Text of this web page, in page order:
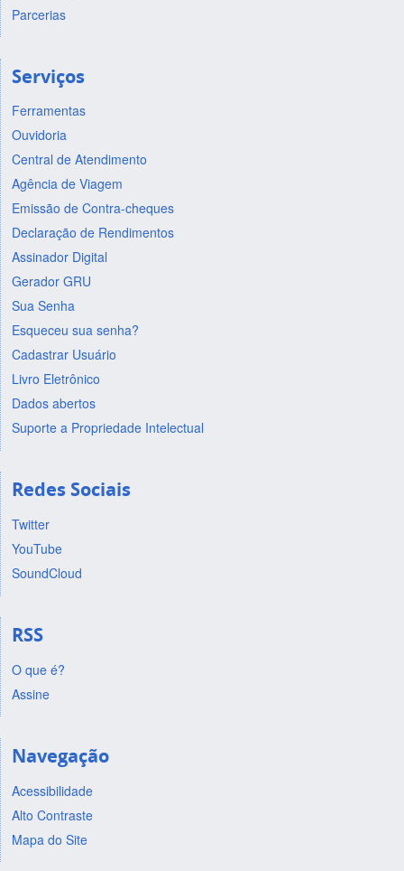
Parcerias
Serviços
Ferramentas
Ouvidoria
Central de Atendimento
Agência de Viagem
Emissão de Contra-cheques
Declaração de Rendimentos
Assinador Digital
Gerador GRU
Sua Senha
Esqueceu sua senha?
Cadastrar Usuário
Livro Eletrônico
Dados abertos
Suporte a Propriedade Intelectual
Redes Sociais
Twitter
YouTube
SoundCloud
RSS
O que é?
Assine
Navegação
Acessibilidade
Alto Contraste
Mapa do Site